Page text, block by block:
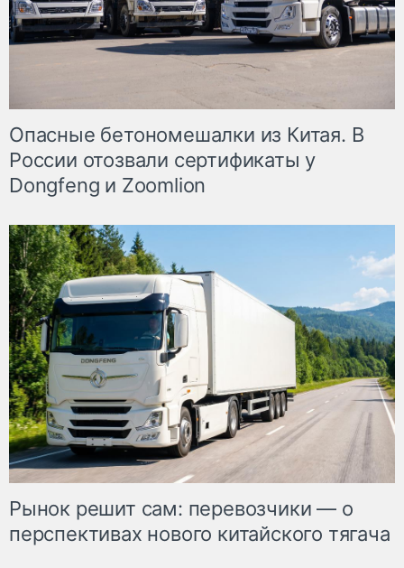
Опасные бетономешалки из Китая. В
России отозвали сертификаты у
Dongfeng и Zoomlion
Рынок решит сам: перевозчики — о
перспективах нового китайского тягача